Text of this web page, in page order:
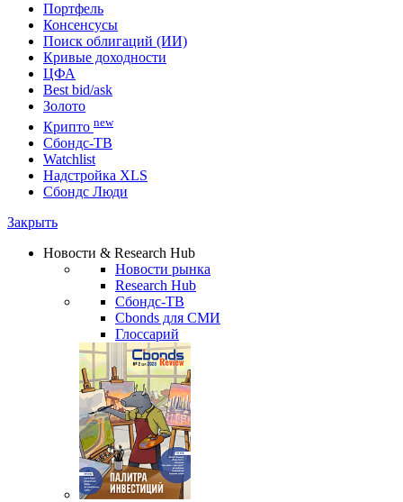
Портфель
Консенсусы
Поиск облигаций (ИИ)
Кривые доходности
ЦФА
Best bid/ask
Золото
Крипто new
Сбондс-ТВ
Watchlist
Надстройка XLS
Сбондс Люди
Закрыть
Новости & Research Hub
Новости рынка
Research Hub
Сбондс-ТВ
Cbonds для СМИ
Глоссарий